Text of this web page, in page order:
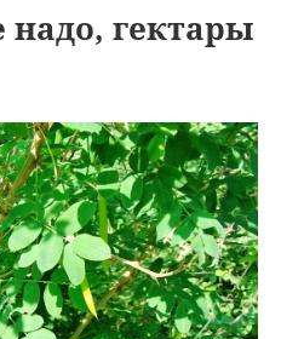
надо, гектары